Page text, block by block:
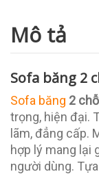
was:
14.000.000 ₫.
10.500.000 ₫.
Mô tả
Sofa băng 2
Sofa băng 2
trọng, hiện đại.
lãm, đẳng cấp.
hợp lý mang lại
người dùng.